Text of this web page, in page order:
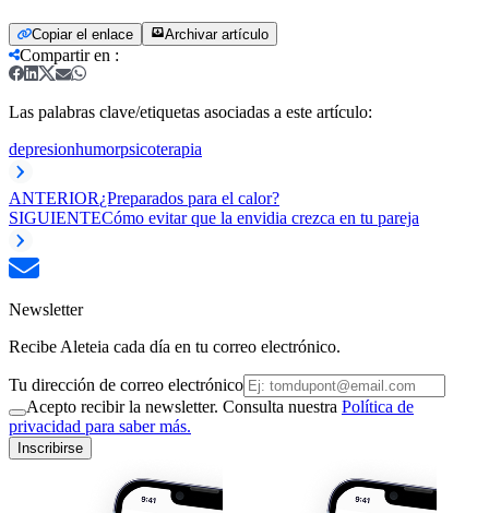
Copiar el enlace Archivar artículo
Compartir en :
Las palabras clave/etiquetas asociadas a este artículo:
depresionhumorpsicoterapia
ANTERIOR¿Preparados para el calor?
SIGUIENTECómo evitar que la envidia crezca en tu pareja
Newsletter
Recibe Aleteia cada día en tu correo electrónico.
Tu dirección de correo electrónico
Acepto recibir la newsletter. Consulta nuestra Política de
privacidad para saber más.
Inscribirse